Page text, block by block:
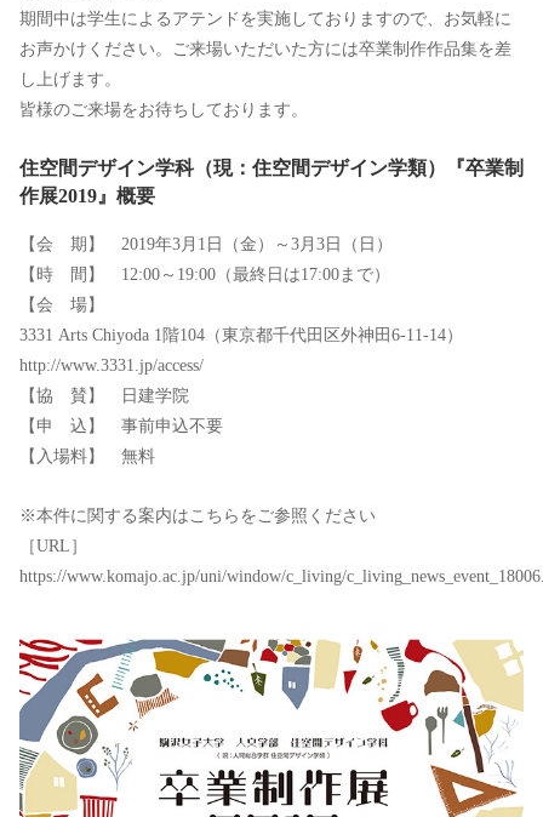
期間中は学生によるアテンドを実施しておりますので、お気軽に
お声かけください。ご来場いただいた方には卒業制作作品集を差
し上げます。
皆様のご来場をお待ちしております。
住空間デザイン学科（現：住空間デザイン学類）『卒業制
作展2019』概要
【会 期】 2019年3月1日（金）～3月3日（日）
【時 間】 12:00～19:00（最終日は17:00まで）
【会 場】
3331 Arts Chiyoda 1階104（東京都千代田区外神田6-11-14）
http://www.3331.jp/access/
【協 賛】 日建学院
【申 込】 事前申込不要
【入場料】 無料
※本件に関する案内はこちらをご参照ください
［URL］
https://www.komajo.ac.jp/uni/window/c_living/